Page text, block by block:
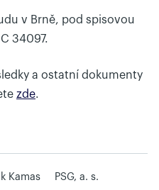
v Brně, pod spisovou
34097.
a ostatní dokumenty
zde.
Kamas PSG, a. s.